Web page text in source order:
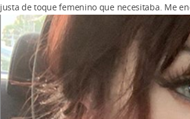
justa de toque femenino que necesitaba. Me